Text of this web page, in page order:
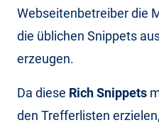
Webseitenbetreiber die
die üblichen Snippets
erzeugen.
Da diese Rich Snippets
den Trefferlisten